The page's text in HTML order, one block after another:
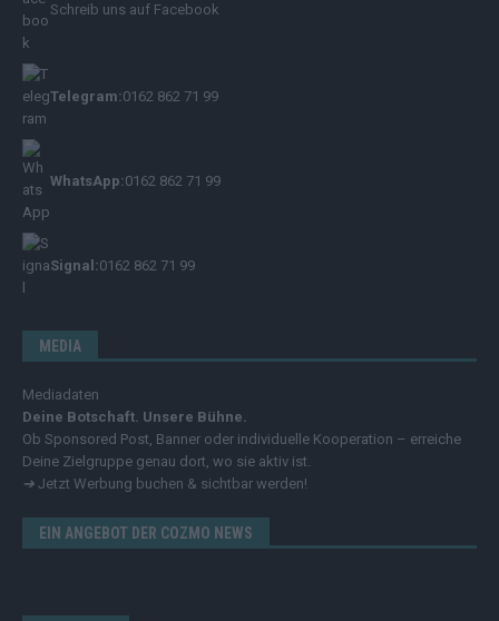
Schreib uns auf Facebook
Telegram:0162 862 71 99
WhatsApp:0162 862 71 99
Signal:0162 862 71 99
MEDIA
Mediadaten
Deine Botschaft. Unsere Bühne.
Ob Sponsored Post, Banner oder individuelle Kooperation – erreiche
Deine Zielgruppe genau dort, wo sie aktiv ist.
➔ Jetzt Werbung buchen & sichtbar werden!
EIN ANGEBOT DER COZMO NEWS